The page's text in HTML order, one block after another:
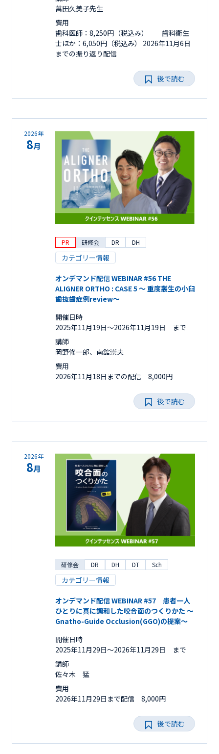
萬田久美子先生
費用
歯科医師：8,250円（税込み） 歯科衛生
士ほか：6,050円（税込み） 2026年11月6日
までの振り返り配信
後で読む
2026年
8月
PR 研修会 DR DH
カテゴリー情報
オンデマンド配信 WEBINAR #56 THE
ALIGNER ORTHO : CASE 5 ～ 重度叢生の小臼
歯抜歯症例review～
開催日時
2025年11月19日〜2026年11月19日 まで
講師
岡野修一郎、南舘崇夫
費用
2026年11月18日までの配信 8,000円
後で読む
2026年
8月
研修会 DR DH DT Sch
カテゴリー情報
オンデマンド配信 WEBINAR #57 患者一人
ひとりに真に調和した咬合面のつくりかた ～
Gnatho-Guide Occlusion(GGO)の提案～
開催日時
2025年11月29日〜2026年11月29日 まで
講師
佐々木 猛
費用
2026年11月29日まで配信 8,000円
後で読む